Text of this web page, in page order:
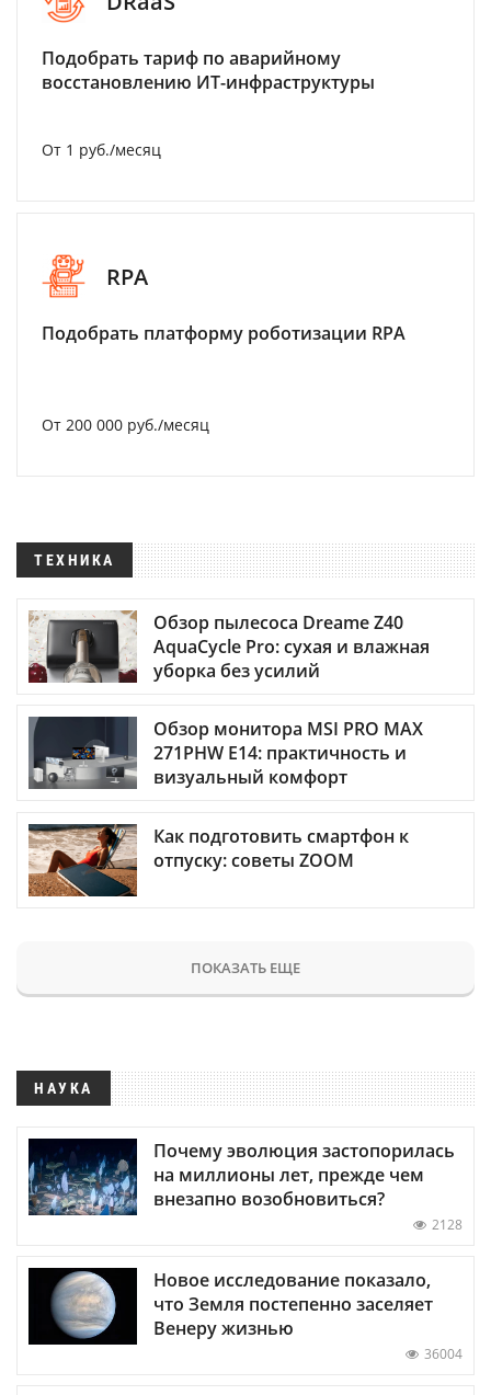
Подобрать тариф по аварийному
восстановлению ИТ-инфраструктуры
От 1 руб./месяц
RPA
Подобрать платформу роботизации RPA
От 200 000 руб./месяц
ТЕХНИКА
Обзор пылесоса Dreame Z40
AquaCycle Pro: сухая и влажная
уборка без усилий
Обзор монитора MSI PRO MAX
271PHW E14: практичность и
визуальный комфорт
Как подготовить смартфон к
отпуску: советы ZOOM
ПОКАЗАТЬ ЕЩЕ
НАУКА
Почему эволюция застопорилась
на миллионы лет, прежде чем
внезапно возобновиться?
2128
Новое исследование показало,
что Земля постепенно заселяет
Венеру жизнью
36004